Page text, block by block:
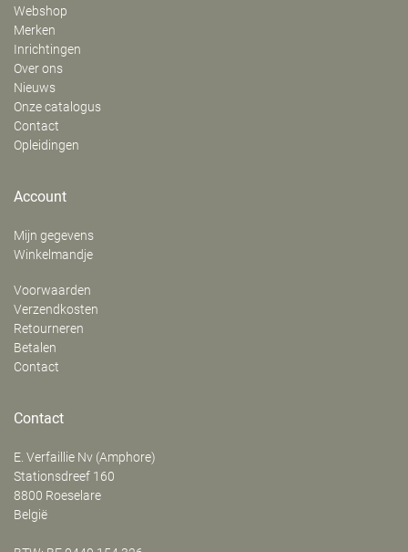
Webshop
Merken
Inrichtingen
Over ons
Nieuws
Onze catalogus
Contact
Opleidingen
Account
Mijn gegevens
Winkelmandje
Voorwaarden
Verzendkosten
Retourneren
Betalen
Contact
Contact
E. Verfaillie Nv (Amphore)
‍Stationsdreef 160
8800 Roeselare
België